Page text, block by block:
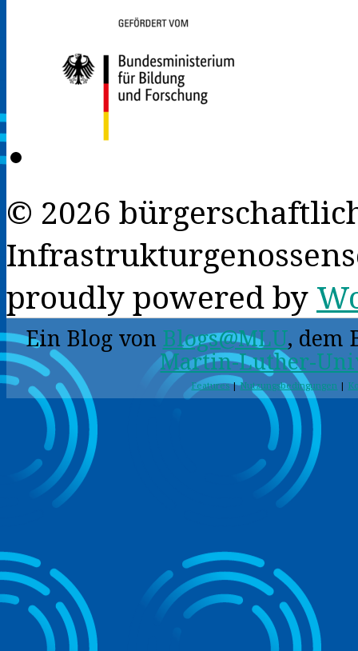
© 2026
proudly powered by
Ein Blog von Blogs@MLU, dem
Martin-Luther-
Features|Nutzungsbedingungen |